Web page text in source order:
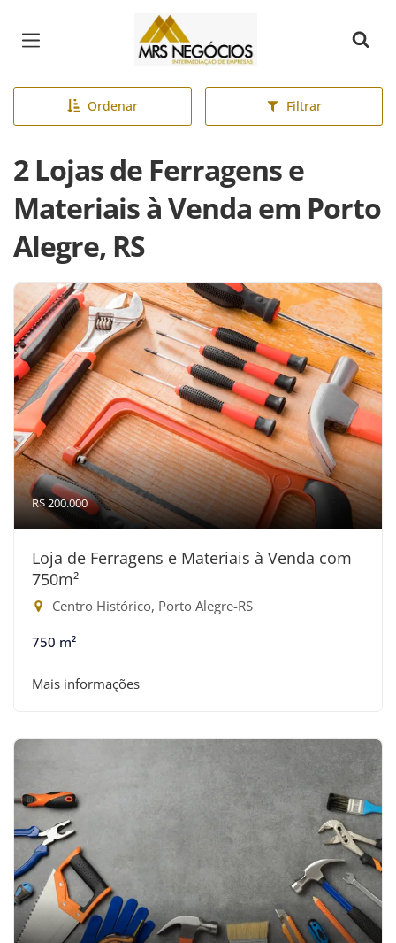
Página inicial
Ordenar Filtrar
2 Lojas de Ferragens e
Materiais à Venda em Porto
Alegre, RS
R$ 200.000
Loja de Ferragens e Materiais à Venda com
750m²
Centro Histórico, Porto Alegre-RS
750 m²
Mais informações